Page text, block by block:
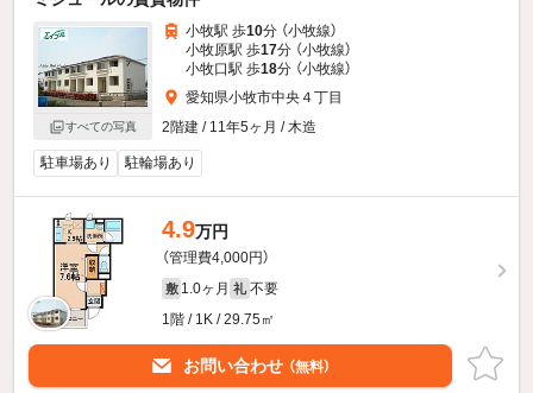
すべての写真
小牧駅 歩10分 （小牧線）
小牧原駅 歩17分 （小牧線）
小牧口駅 歩18分 （小牧線）
愛知県小牧市中央４丁目
2階建 / 11年5ヶ月 / 木造
駐車場あり 駐輪場あり
4.9万円
（管理費4,000円）
敷 1.0ヶ月 礼 不要
1階 / 1K / 29.75㎡
お問い合わせ （無料）